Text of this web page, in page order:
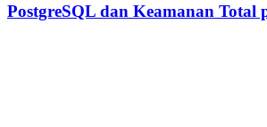
PostgreSQL dan Keamanan Total